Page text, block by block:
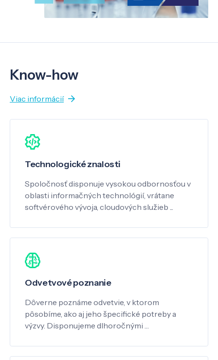
Know-how
Viac informácií
Technologické znalosti
Spoločnosť disponuje vysokou odbornosťou v
oblasti informačných technológií, vrátane
softvérového vývoja, cloudových služieb ...
Odvetvové poznanie
Dôverne poznáme odvetvie, v ktorom
pôsobíme, ako aj jeho špecifické potreby a
výzvy. Disponujeme dlhoročnými …